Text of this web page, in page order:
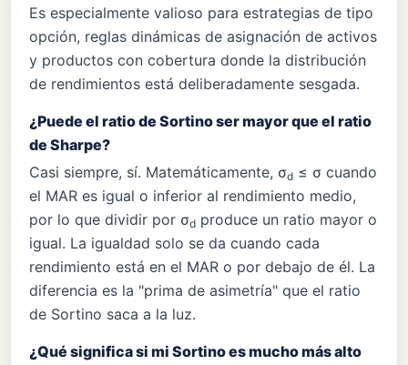
Es especialmente valioso para estrategias de tipo
opción, reglas dinámicas de asignación de activos
y productos con cobertura donde la distribución
de rendimientos está deliberadamente sesgada.
¿Puede el ratio de Sortino ser mayor que el ratio
de Sharpe?
Casi siempre, sí. Matemáticamente, σd ≤ σ cuando
el MAR es igual o inferior al rendimiento medio,
por lo que dividir por σd produce un ratio mayor o
igual. La igualdad solo se da cuando cada
rendimiento está en el MAR o por debajo de él. La
diferencia es la "prima de asimetría" que el ratio
de Sortino saca a la luz.
¿Qué significa si mi Sortino es mucho más alto